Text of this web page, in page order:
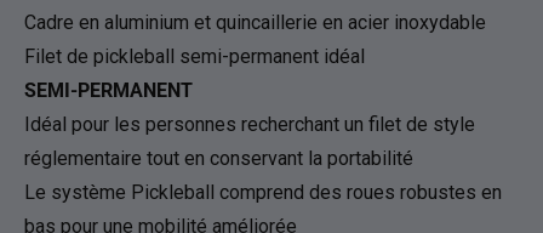
Cadre en aluminium et quincaillerie en acier inoxydable
Filet de pickleball semi-permanent idéal
SEMI-PERMANENT
Idéal pour les personnes recherchant un filet de style
réglementaire tout en conservant la portabilité
Le système Pickleball comprend des roues robustes en
bas pour une mobilité améliorée